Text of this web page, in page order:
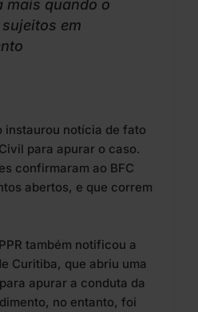
mais quando o
em
instaurou notícia de fato
para apurar o caso.
confirmaram ao BFC
abertos, e que correm
também notificou a
Curitiba, que abriu uma
apurar a conduta da
no entanto, foi